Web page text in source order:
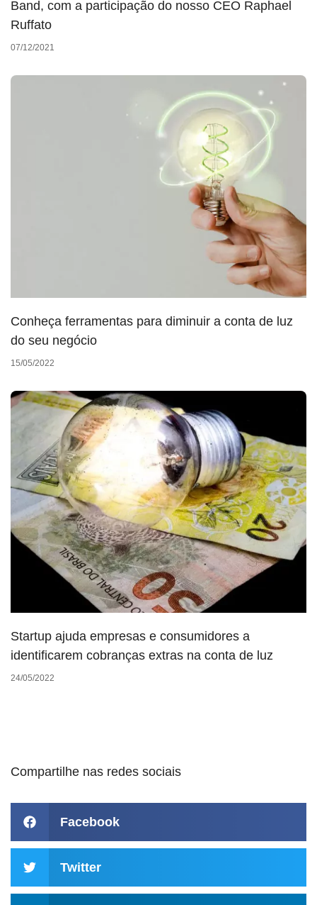
Band, com a participação do nosso CEO Raphael
Ruffato
07/12/2021
Conheça ferramentas para diminuir a conta de luz
do seu negócio
15/05/2022
Startup ajuda empresas e consumidores a
identificarem cobranças extras na conta de luz
24/05/2022
Compartilhe nas redes sociais
Facebook
Twitter